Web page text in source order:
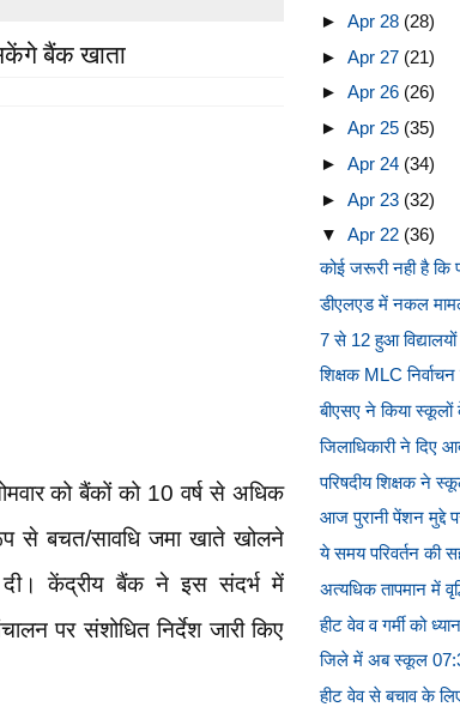
बैंक खाता
को बैंकों को 10 वर्ष से अधिक
से बचत/सावधि जमा खाते खोलने
केंद्रीय बैंक ने इस संदर्भ में
पर संशोधित निर्देश जारी किए
► Apr 28 (28)
► Apr 27 (21)
► Apr 26 (26)
► Apr 25 (35)
► Apr 24 (34)
► Apr 23 (32)
▼ Apr 22 (36)
कोई जरूरी नही है कि
डीएलएड में नकल
7 से 12 हुआ
शिक्षक MLC
बीएसए ने किया
जिलाधिकारी ने
परिषदीय शिक्षक ने
आज पुरानी पेंशन मुद्दे
ये समय परिवर्तन की
अत्यधिक तापमान में
हीट वेव व गर्मी को
जिले में अब स्कूल
हीट वेव से बचाव के